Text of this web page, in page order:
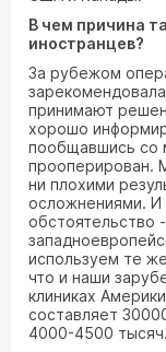
В чем причина
иностранцев?
За рубежом
принимают
хорошо
пообщавшись со
прооперирован.
ни плохими
осложнениями.
обстоятельство
используем те
что и наши
клиниках
составляет
4000-4500 тысяч.